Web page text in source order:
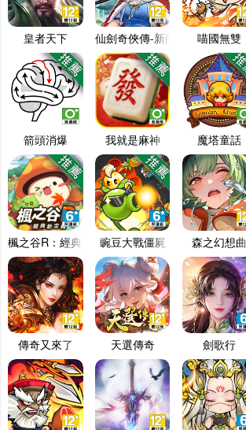
皇者天下 仙劍奇俠傳-新的開始喵國無雙
箭頭消爆 我就是麻神 魔塔童話
楓之谷R：經典新定義豌豆大戰僵屍 森之幻想曲
傳奇又來了 天選傳奇 劍歌行